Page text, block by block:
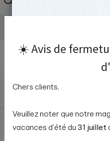
☀️ Avis de
Chers clients,
Veuillez noter que notre
vacances d'été du 31 juillet